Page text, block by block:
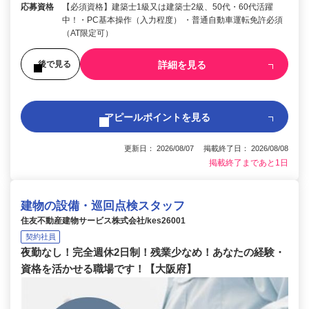
応募資格
【必須資格】建築士1級又は建築士2級、50代・60代活躍
中！・PC基本操作（入力程度） ・普通自動車運転免許必須
（AT限定可）
後で見る 詳細を見る
アピールポイントを見る
更新日： 2026/08/07 掲載終了日： 2026/08/08
掲載終了まであと1日
建物の設備・巡回点検スタッフ
住友不動産建物サービス株式会社/kes26001
契約社員
夜勤なし！完全週休2日制！残業少なめ！あなたの経験・
資格を活かせる職場です！【大阪府】